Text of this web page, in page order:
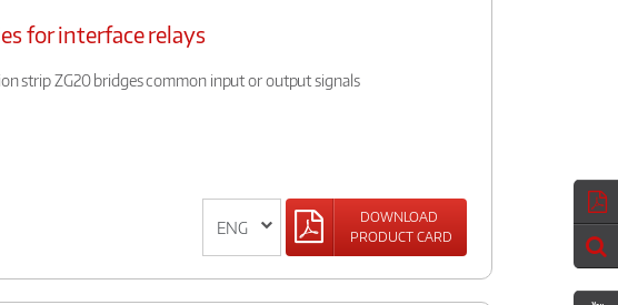
for interface relays
strip ZG20 bridges common input or output signals
DOWNLOAD
PRODUCT CARD